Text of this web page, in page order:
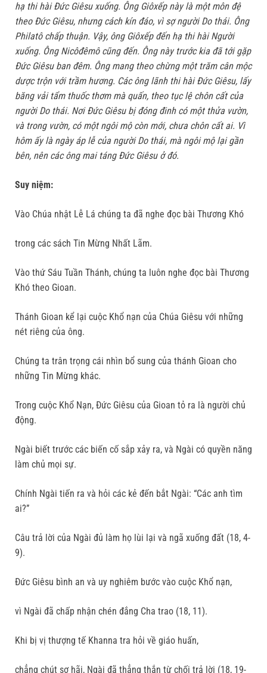
hạ thi hài Đức Giêsu xuống. Ông Giôxếp này là một môn đệ
theo Đức Giêsu, nhưng cách kín đáo, vì sợ người Do thái. Ông
Philatô chấp thuận. Vậy, ông Giôxếp đến hạ thi hài Người
xuống. Ông Nicôđêmô cũng đến. Ông này trước kia đã tới gặp
Đức Giêsu ban đêm. Ông mang theo chừng một trăm cân mộc
dược trộn với trầm hương. Các ông lãnh thi hài Đức Giêsu, lấy
băng vải tẩm thuốc thơm mà quấn, theo tục lệ chôn cất của
người Do thái. Nơi Đức Giêsu bị đóng đinh có một thửa vườn,
và trong vườn, có một ngôi mộ còn mới, chưa chôn cất ai. Vì
hôm ấy là ngày áp lễ của người Do thái, mà ngôi mộ lại gần
bên, nên các ông mai táng Đức Giêsu ở đó.
Suy niệm:
Vào Chúa nhật Lễ Lá chúng ta đã nghe đọc bài Thương Khó
trong các sách Tin Mừng Nhất Lãm.
Vào thứ Sáu Tuần Thánh, chúng ta luôn nghe đọc bài Thương
Khó theo Gioan.
Thánh Gioan kể lại cuộc Khổ nạn của Chúa Giêsu với những
nét riêng của ông.
Chúng ta trân trọng cái nhìn bổ sung của thánh Gioan cho
những Tin Mừng khác.
Trong cuộc Khổ Nạn, Đức Giêsu của Gioan tỏ ra là người chủ
động.
Ngài biết trước các biến cố sắp xảy ra, và Ngài có quyền năng
làm chủ mọi sự.
Chính Ngài tiến ra và hỏi các kẻ đến bắt Ngài: “Các anh tìm
ai?”
Câu trả lời của Ngài đủ làm họ lùi lại và ngã xuống đất (18, 4-
9).
Đức Giêsu bình an và uy nghiêm bước vào cuộc Khổ nạn,
vì Ngài đã chấp nhận chén đắng Cha trao (18, 11).
Khi bị vị thượng tế Khanna tra hỏi về giáo huấn,
chẳng chút sợ hãi, Ngài đã thẳng thắn từ chối trả lời (18, 19-